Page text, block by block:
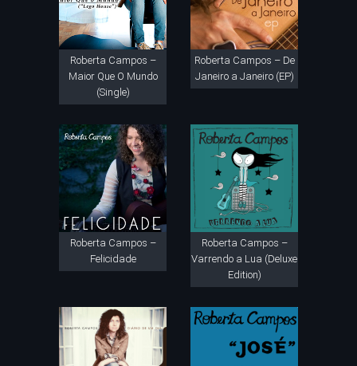
Roberta Campos –
Maior Que O Mundo
(Single)
Roberta Campos – De
Janeiro a Janeiro (EP)
Roberta Campos –
Felicidade
Roberta Campos –
Varrendo a Lua (Deluxe
Edition)